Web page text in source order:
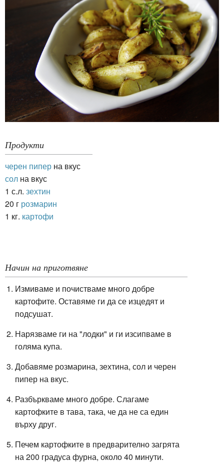
Продукти
черен пипер на вкус
сол на вкус
1 с.л. зехтин
20 г розмарин
1 кг. картофи
Начин на приготвяне
Измиваме и почистваме много добре
картофите. Оставяме ги да се изцедят и
подсушат.
Нарязваме ги на "лодки" и ги изсипваме в
голяма купа.
Добавяме розмарина, зехтина, сол и черен
пипер на вкус.
Разбъркваме много добре. Слагаме
картофките в тава, така, че да не са един
върху друг.
Печем картофките в предварително загрята
на 200 градуса фурна, около 40 минути.